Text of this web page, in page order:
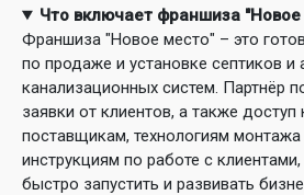
Что включает франшиза "Новое
Франшиза "Новое место" – это
по продаже и установке септиков и
канализационных систем. Партнёр
заявки от клиентов, а также
поставщикам, технологиям
инструкциям по работе с
быстро запустить и развивать